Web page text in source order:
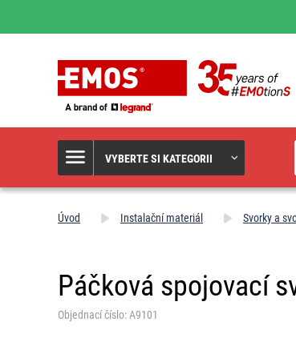
VYBERTE SI KATEGORII
Úvod Instalační materiál Svorky a
Páčková spojovací
Objednací číslo: A9101